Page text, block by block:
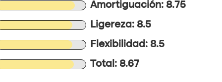
Amortiguación: 8.75
Ligereza: 8.5
Flexibilidad: 8.5
Total: 8.67